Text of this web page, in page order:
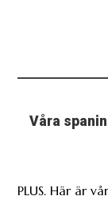
Våra
PLUS. Här är